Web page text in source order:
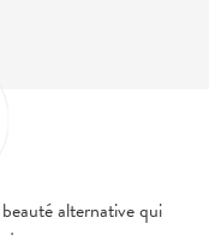
alternative qui